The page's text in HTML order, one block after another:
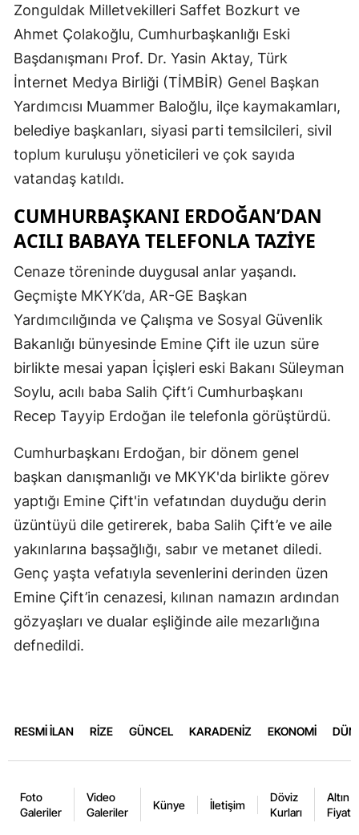
Zonguldak Milletvekilleri Saffet Bozkurt ve
Ahmet Çolakoğlu, Cumhurbaşkanlığı Eski
Başdanışmanı Prof. Dr. Yasin Aktay, Türk
İnternet Medya Birliği (TİMBİR) Genel Başkan
Yardımcısı Muammer Baloğlu, ilçe kaymakamları,
belediye başkanları, siyasi parti temsilcileri, sivil
toplum kuruluşu yöneticileri ve çok sayıda
vatandaş katıldı.
CUMHURBAŞKANI ERDOĞAN’DAN
ACILI BABAYA TELEFONLA TAZIYE
​Cenaze töreninde duygusal anlar yaşandı.
Geçmişte MKYK’da, AR-GE Başkan
Yardımcılığında ve Çalışma ve Sosyal Güvenlik
Bakanlığı bünyesinde Emine Çift ile uzun süre
birlikte mesai yapan İçişleri eski Bakanı Süleyman
Soylu, acılı baba Salih Çift’i Cumhurbaşkanı
Recep Tayyip Erdoğan ile telefonla görüştürdü.
​Cumhurbaşkanı Erdoğan, bir dönem genel
başkan danışmanlığı ve MKYK'da birlikte görev
yaptığı Emine Çift'in vefatından duyduğu derin
üzüntüyü dile getirerek, baba Salih Çift’e ve aile
yakınlarına başsağlığı, sabır ve metanet diledi.
​Genç yaşta vefatıyla sevenlerini derinden üzen
Emine Çift’in cenazesi, kılınan namazın ardından
gözyaşları ve dualar eşliğinde aile mezarlığına
defnedildi.
RESMİ İLAN RİZE GÜNCEL KARADENİZ EKONOMİ
Foto
Galeriler
Video
Galeriler
Künye İletişim
Döviz
Kurları
Altın